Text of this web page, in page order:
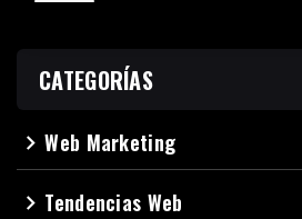
CATEGORÍAS
navigate_nextWeb Marketing
navigate_next Tendencias Web